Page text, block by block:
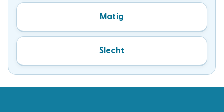
Matig
Slecht